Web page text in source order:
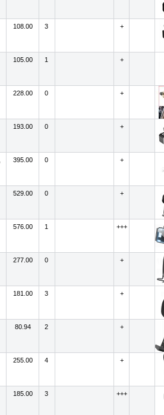
108.00 3 +
105.00 1 +
228.00 0 +
193.00 0 +
395.00 0 +
529.00 0 +
576.00 1 +++
277.00 0 +
181.00 3 +
80.94 2 +
255.00 4 +
185.00 3 +++